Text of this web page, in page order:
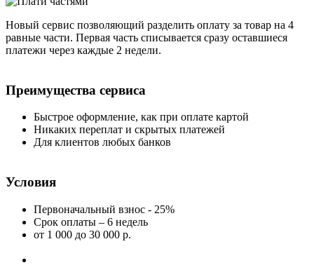
Новый сервис позволяющий разделить оплату за товар на 4
равные части. Первая часть списывается сразу оставшиеся
платежи через каждые 2 недели.
Преимущества сервиса
Быстрое оформление, как при оплате картой
Никаких переплат и скрытых платежей
Для клиентов любых банков
Условия
Первоначальный взнос - 25%
Срок оплаты – 6 недель
от 1 000 до 30 000 р.